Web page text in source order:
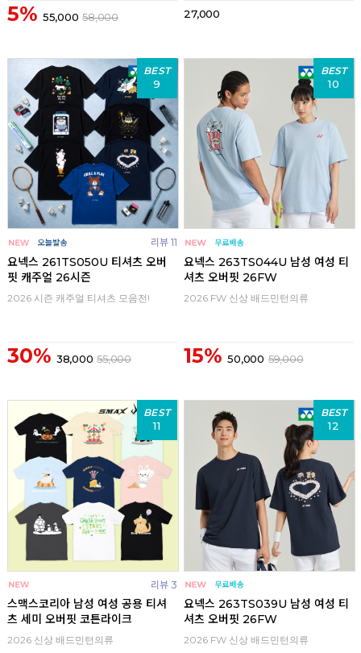
5% 55,000 58,000 27,000
BEST
9
리뷰 11
요넥스 261TS050U 티셔츠 오버
핏 캐주얼 26시즌
2026 시즌 캐주얼 티셔츠 모음전!
30% 38,000 55,000
BEST
10
요넥스 263TS044U 남성 여성 티
셔츠 오버핏 26FW
2026 FW 신상 배드민턴의류
15% 50,000 59,000
BEST
11
리뷰 3
스맥스코리아 남성 여성 공용 티셔
츠 세미 오버핏 코튼라이크
2026 신상 배드민턴의류
BEST
12
요넥스 263TS039U 남성 여성 티
셔츠 오버핏 26FW
2026 FW 신상 배드민턴의류